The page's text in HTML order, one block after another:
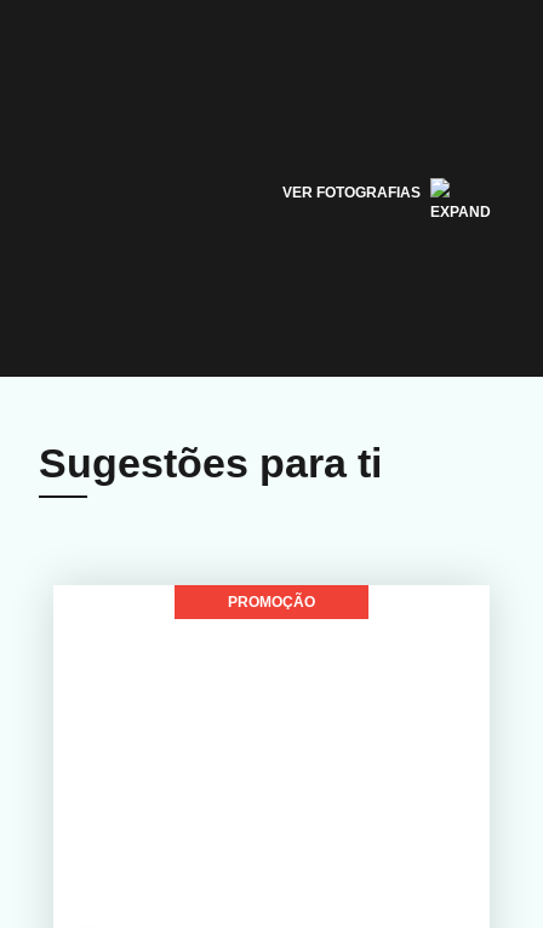
VER FOTOGRAFIAS
Sugestões para ti
PROMOÇÃO